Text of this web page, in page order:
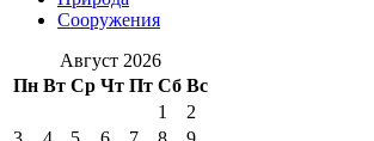
Сооружения
Август 2026
Пн Вт Ср Чт Пт Сб Вс
1
2